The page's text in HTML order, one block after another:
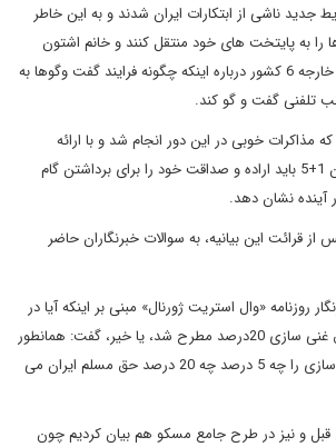
جدید ناشی از ابتکارات ایران شدند و به این خاطر
را به پایتخت های خود منتقل کنند و خانم اشتون
پس از گفت وگو با وزرای خارجه 6 کشور درباره اینکه چگونه فرایند گفت وگوها به
تلفنی گفت و گو کند.
مذاکرات خوبی در این دور انجام شد و با ارائه
پیشنهادات جدید ما، اکنون 1+5 باید اراده و صداقت خود را برای برداشتن گام
آینده نشان دهد.
قرائت این بیانیه، به سوالات خبرنگاران حاضر
روزنامه «وال استریت ژورنال» مبنی بر اینکه آیا در
طول مذاکرات بحث تعلیق غنی سازی 20درصد مطرح شد، یا خیر، گفت: همانطور
که بارها تاکید کردیم غنی سازی را چه 5 درصد چه 20 درصد حق مسلم ایران می
قبل و نیز در طرح جامع مسکو هم بیان کردیم چون